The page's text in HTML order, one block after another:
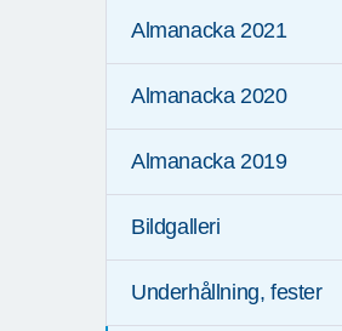
Almanacka 2021
Almanacka 2020
Almanacka 2019
Bildgalleri
Underhållning, fester